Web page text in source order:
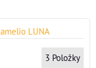
LUNA
3 Položky